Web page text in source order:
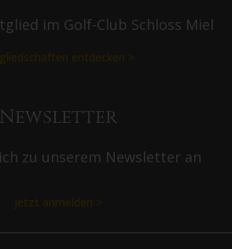
im Golf-Club Schloss Miel
entdecken >
Newsletter
zu unserem Newsletter an
Jetzt anmelden >